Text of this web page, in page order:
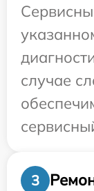
случае
3